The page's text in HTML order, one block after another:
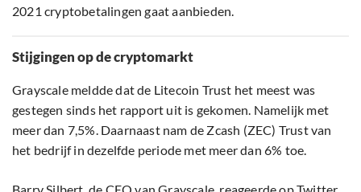
2021 cryptobetalingen gaat aanbieden.
Stijgingen op de cryptomarkt
Grayscale meldde dat de Litecoin Trust het meest was
gestegen sinds het rapport uit is gekomen. Namelijk met
meer dan 7,5%. Daarnaast nam de Zcash (ZEC) Trust van
het bedrijf in dezelfde periode met meer dan 6% toe.